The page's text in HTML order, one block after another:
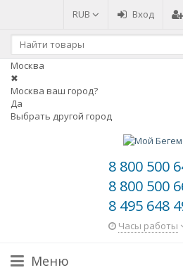
RUB Вход
Москва
✖
Москва ваш город?
Да
Выбрать другой город
8 800 500
8 800 500
8 495 648
Часы работы
Меню